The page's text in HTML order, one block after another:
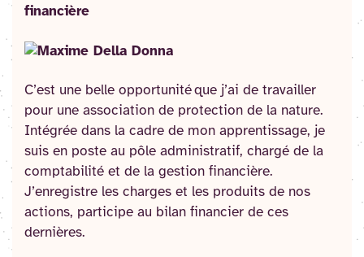
financière
C’est une belle opportunité que j’ai de travailler
pour une association de protection de la nature.
Intégrée dans la cadre de mon apprentissage, je
suis en poste au pôle administratif, chargé de la
comptabilité et de la gestion financière.
J’enregistre les charges et les produits de nos
actions, participe au bilan financier de ces
dernières.